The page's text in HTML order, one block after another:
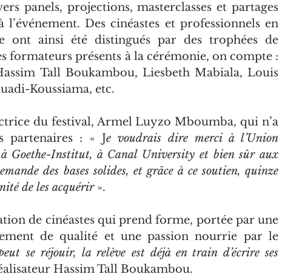
panels, projections, masterclasses et partages
Des cinéastes et professionnels en
ont ainsi été distingués par des trophées de
formateurs présents à la cérémonie, on compte :
Tall Boukambou, Liesbeth Mabiala, Louis
Koussiama, etc.
du festival, Armel Luyzo Mboumba, qui n’a
partenaires : « Je voudrais dire merci à l’Union
Goethe-Institut, à Canal University et bien sûr aux
des bases solides, et grâce à ce soutien, quinze
de les acquérir ».
de cinéastes qui prend forme, portée par une
de qualité et une passion nourrie par le
se réjouir, la relève est déjà en train d’écrire ses
Hassim Tall Boukambou.